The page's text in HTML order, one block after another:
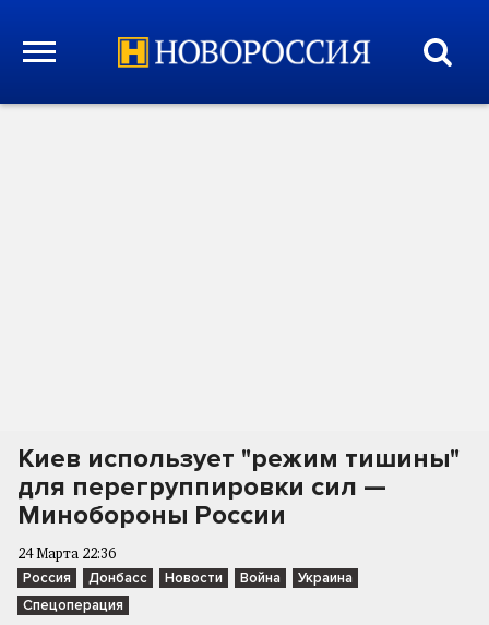
Киев использует "режим тишины"
для перегруппировки сил —
Минобороны России
24 Марта 22:36
Россия Донбасс Новости Война
Украина
Спецоперация